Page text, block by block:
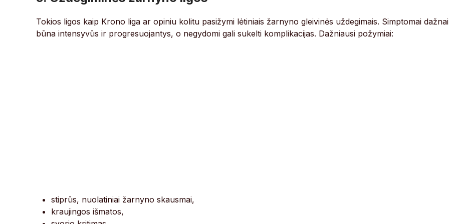
Tokios ligos kaip Krono liga ar opiniu kolitu pasižymi lėtiniais žarnyno gleivinės uždegimais. Simptomai dažnai
būna intensyvūs ir progresuojantys, o negydomi gali sukelti komplikacijas. Dažniausi požymiai:
stiprūs, nuolatiniai žarnyno skausmai,
kraujingos išmatos,